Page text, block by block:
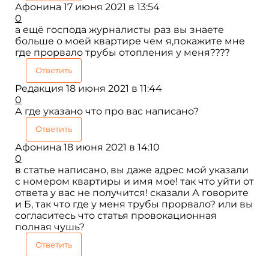
Афонина 17 июня 2021 в 13:54
0
а ещё господа журналисты раз вы знаете
больше о моей квартире чем я,покажите мне
где прорвало трубы отопления у меня????
Ответить
Редакция 18 июня 2021 в 11:44
0
А где указано что про вас написано?
Ответить
Афонина 18 июня 2021 в 14:10
0
в статье написано, вы даже адрес мой указали
с номером квартиры и имя мое! так что уйти от
ответа у вас не получится! сказали А говорите
и Б, так что где у меня трубы прорвало? или вы
согласитесь что статья провокационная
полная чушь?
Ответить